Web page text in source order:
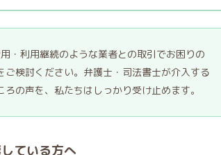
・利用継続のような業者との取引でお困りの
検討ください。弁護士・司法書士が介入する
の声を、私たちはしっかり受け止めます。
ている方へ